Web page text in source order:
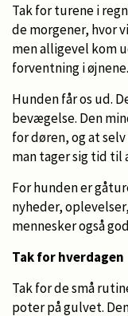
Tak for turene i
de morgener, hvor
men alligevel kom
forventning i øjnene.
Hunden får os ud.
bevægelse. Den
for døren, og at
man tager sig tid til
For hunden er
nyheder,
mennesker også
Tak for hverdagen
Tak for de små
poter på gulvet.